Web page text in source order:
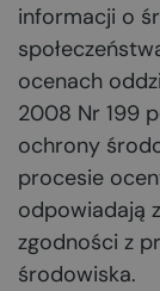
informacji o
ocenach
2008 Nr 199
ochrony
procesie
odpowiadają
zgodności z
środowiska.